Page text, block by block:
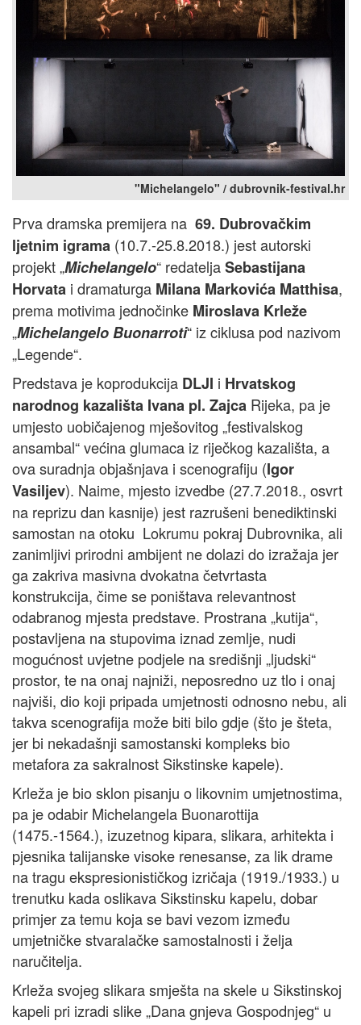
"Michelangelo" / dubrovnik-festival.hr
Prva dramska premijera na 69. Dubrovačkim
ljetnim igrama (10.7.-25.8.2018.) jest autorski
projekt „Michelangelo“ redateljaSebastijana
Horvata i dramaturga Milana Markovića Matthisa,
prema motivima jednočinke Miroslava Krleže
„Michelangelo Buonarroti“ iz ciklusa pod nazivom
„Legende“.
Predstava je koprodukcija DLJI i Hrvatskog
narodnog kazališta Ivana pl. Zajca Rijeka, pa je
umjesto uobičajenog mješovitog „festivalskog
ansambal“ većina glumaca iz riječkog kazališta, a
ova suradnja objašnjava i scenografiju (Igor
Vasiljev). Naime, mjesto izvedbe (27.7.2018., osvrt
na reprizu dan kasnije) jest razrušeni benediktinski
samostan na otoku Lokrumu pokraj Dubrovnika, ali
zanimljivi prirodni ambijent ne dolazi do izražaja jer
ga zakriva masivna dvokatna četvrtasta
konstrukcija, čime se poništava relevantnost
odabranog mjesta predstave. Prostrana „kutija“,
postavljena na stupovima iznad zemlje, nudi
mogućnost uvjetne podjele na središnji „ljudski“
prostor, te na onaj najniži, neposredno uz tlo i onaj
najviši, dio koji pripada umjetnosti odnosno nebu, ali
takva scenografija može biti bilo gdje (što je šteta,
jer bi nekadašnji samostanski kompleks bio
metafora za sakralnost Sikstinske kapele).
Krleža je bio sklon pisanju o likovnim umjetnostima,
pa je odabir Michelangela Buonarottija
(1475.-1564.), izuzetnog kipara, slikara, arhitekta i
pjesnika talijanske visoke renesanse, za lik drame
na tragu ekspresionističkog izričaja (1919./1933.) u
trenutku kada oslikava Sikstinsku kapelu, dobar
primjer za temu koja se bavi vezom između
umjetničke stvaralačke samostalnosti i želja
naručitelja.
Krleža svojeg slikara smješta na skele u Sikstinskoj
kapeli pri izradi slike „Dana gnjeva Gospodnjeg“ u